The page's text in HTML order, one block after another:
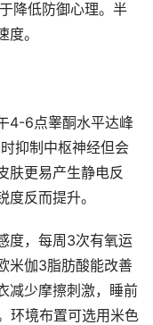
降低防御心理。半
。
4-6点睾酮水平达峰
抑制中枢神经但会
肤更易产生静电反
反而提升。
度，每周3次有氧运
米伽3脂肪酸能改善
减少摩擦刺激，睡前
环境布置可选用米色